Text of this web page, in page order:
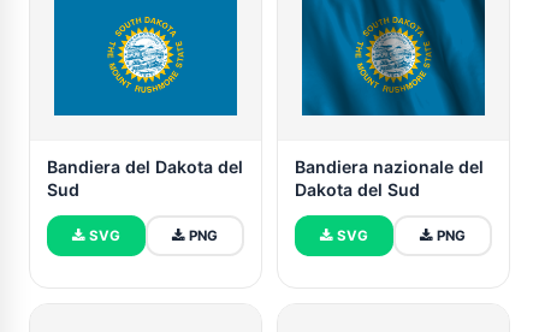
Bandiera del Dakota del
Sud
SVG PNG
Bandiera nazionale del
Dakota del Sud
SVG PNG